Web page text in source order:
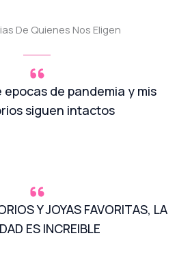
De Quienes Nos Eligen
epocas de pandemia y mis
siguen intactos
Y JOYAS FAVORITAS, LA
ES INCREIBLE